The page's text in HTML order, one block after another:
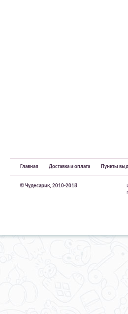
Главная Доставка и оплата Пункты
© Чудесарик, 2010-2018